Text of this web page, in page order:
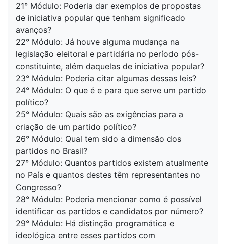
21° Módulo: Poderia dar exemplos de propostas
de iniciativa popular que tenham significado
avanços?
22° Módulo: Já houve alguma mudança na
legislação eleitoral e partidária no período pós-
constituinte, além daquelas de iniciativa popular?
23° Módulo: Poderia citar algumas dessas leis?
24° Módulo: O que é e para que serve um partido
político?
25° Módulo: Quais são as exigências para a
criação de um partido político?
26° Módulo: Qual tem sido a dimensão dos
partidos no Brasil?
27° Módulo: Quantos partidos existem atualmente
no País e quantos destes têm representantes no
Congresso?
28° Módulo: Poderia mencionar como é possível
identificar os partidos e candidatos por número?
29° Módulo: Há distinção programática e
ideológica entre esses partidos com